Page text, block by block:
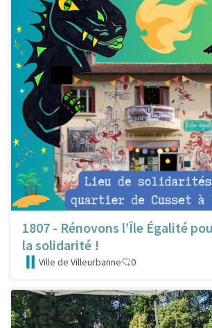
1807 - Rénovons l’Île Égalité
la solidarité !
Ville de Villeurbanne 0